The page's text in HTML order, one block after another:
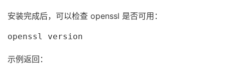
安装完成后，可以检查 openssl 是否可用：
openssl version
示例返回：